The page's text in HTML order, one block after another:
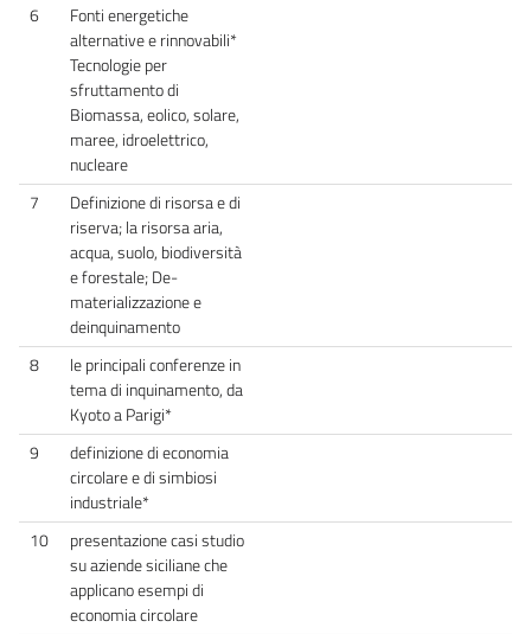
6
Fonti energetiche
alternative e rinnovabili*
Tecnologie per
sfruttamento di
Biomassa, eolico, solare,
maree, idroelettrico,
nucleare
7
Definizione di risorsa e di
riserva; la risorsa aria,
acqua, suolo, biodiversità
e forestale; De-
materializzazione e
deinquinamento
8
le principali conferenze in
tema di inquinamento, da
Kyoto a Parigi*
9
definizione di economia
circolare e di simbiosi
industriale*
10
presentazione casi studio
su aziende siciliane che
applicano esempi di
economia circolare